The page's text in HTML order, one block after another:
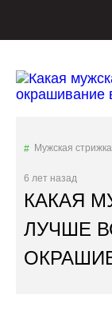
Мужская стрижка
6 лет назад
КАКАЯ
ЛУЧШЕ